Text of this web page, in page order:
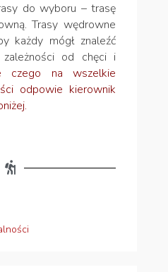
do wyboru – trasę
Trasy wędrowne
każdy mógł znaleźć
od chęci i
czego na wszelkie
odpowie kierownik